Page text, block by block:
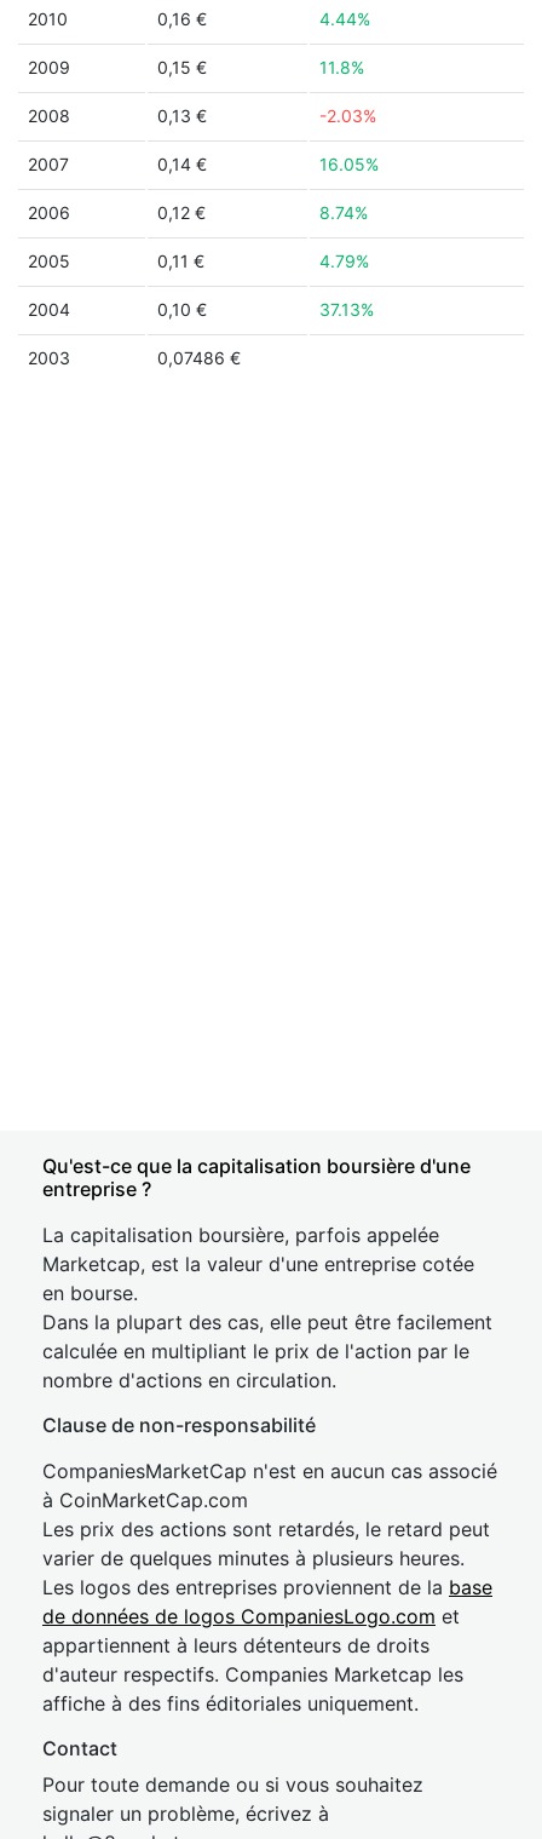
2010 0,16 € 4.44%
2009 0,15 € 11.8%
2008 0,13 € -2.03%
2007 0,14 € 16.05%
2006 0,12 € 8.74%
2005 0,11 € 4.79%
2004 0,10 € 37.13%
2003 0,07486 €
Qu'est-ce que la capitalisation boursière d'une
entreprise ?
La capitalisation boursière, parfois appelée
Marketcap, est la valeur d'une entreprise cotée
en bourse.
Dans la plupart des cas, elle peut être facilement
calculée en multipliant le prix de l'action par le
nombre d'actions en circulation.
Clause de non-responsabilité
CompaniesMarketCap n'est en aucun cas associé
à CoinMarketCap.com
Les prix des actions sont retardés, le retard peut
varier de quelques minutes à plusieurs heures.
Les logos des entreprises proviennent de la base
de données de logos CompaniesLogo.com et
appartiennent à leurs détenteurs de droits
d'auteur respectifs. Companies Marketcap les
affiche à des fins éditoriales uniquement.
Contact
Pour toute demande ou si vous souhaitez
signaler un problème, écrivez à